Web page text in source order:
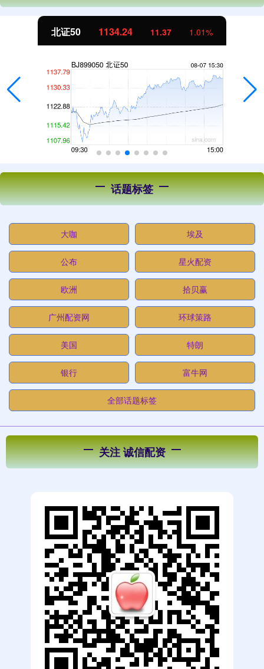
北证50 1134.24 11.37 1.01%
话题标签
大咖 埃及
公布 星火配资
欧洲 拾贝赢
广州配资网 环球策路
美国 特朗
银行 富牛网
全部话题标签
关注 诚信配资